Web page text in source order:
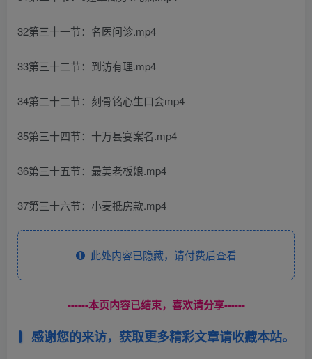
32第三十一节：名医问诊.mp4
33第三十二节：到访有理.mp4
34第二十二节：刻骨铭心生口会mp4
35第三十四节：十万县宴案名.mp4
36第三十五节：最美老板娘.mp4
37第三十六节：小麦抵房款.mp4
此处内容已隐藏，请付费后查看
------本页内容已结束，喜欢请分享------
感谢您的来访，获取更多精彩文章请收藏本站。